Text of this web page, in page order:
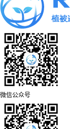
微信公众号